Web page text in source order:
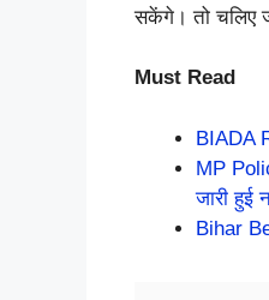
सकेंगे। तो चलिए
Must Read
BIADA
MP
जारी हुई
Bihar